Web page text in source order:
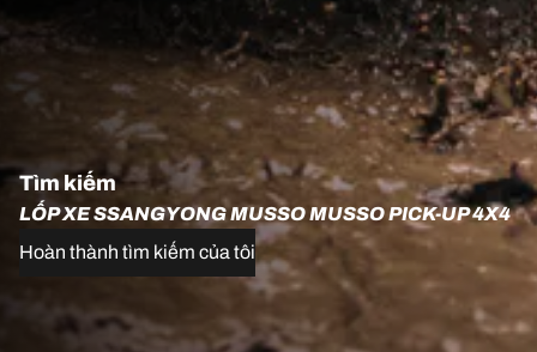
Tìm kiếm
LỐP XE SSANGYONG MUSSO MUSSO PICK-UP 4X4
Hoàn thành tìm kiếm của tôi